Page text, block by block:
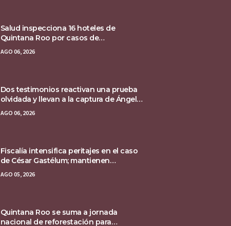
Salud inspecciona 16 hoteles de
Quintana Roo por casos de
ciclosporiasis
AGO 06, 2026
Dos testimonios reactivan una prueba
olvidada y llevan a la captura de Ángel
Aguirre
AGO 06, 2026
Fiscalía intensifica peritajes en el caso
de César Gastélum; mantienen
asegurada la escena del crimen
AGO 05, 2026
Quintana Roo se suma a jornada
nacional de reforestación para